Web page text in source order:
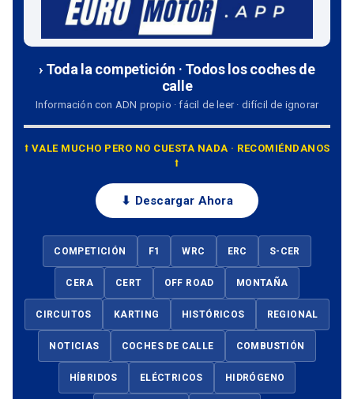
› Toda la competición · Todos los coches de
calle
Información con ADN propio · fácil de leer · difícil de ignorar
⭡ VALE MUCHO PERO NO CUESTA NADA · RECOMIÉNDANOS
⭡
⬇ Descargar Ahora
COMPETICIÓN F1 WRC ERC S-CER
CERA CERT OFF ROAD MONTAÑA
CIRCUITOS KARTING HISTÓRICOS REGIONAL
NOTICIAS COCHES DE CALLE COMBUSTIÓN
HÍBRIDOS ELÉCTRICOS HIDRÓGENO